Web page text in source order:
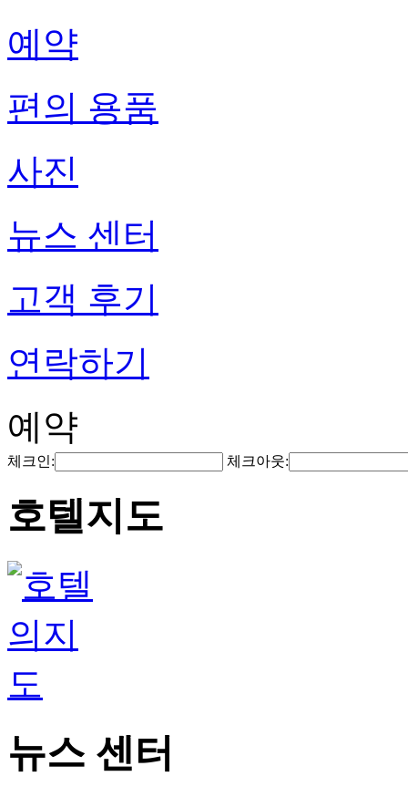
예약
편의 용품
사진
뉴스 센터
고객 후기
연락하기
예약
체크인: 체크아웃:
호텔지도
뉴스 센터